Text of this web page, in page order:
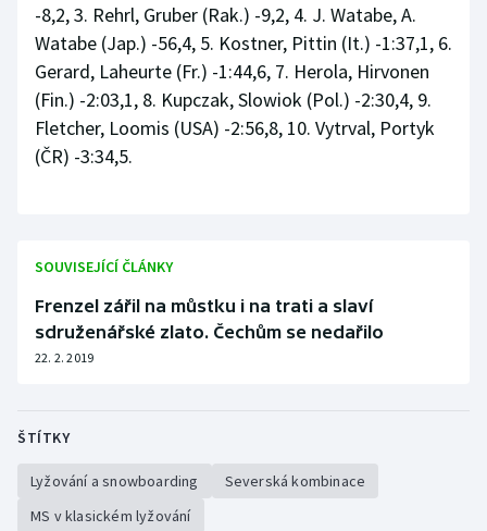
Sportovní střelba
Stolní tenis
Triatlon
Volejbal
Ostatní
-8,2, 3. Rehrl, Gruber (Rak.) -9,2, 4. J. Watabe, A.
Watabe (Jap.) -56,4, 5. Kostner, Pittin (It.) -1:37,1, 6.
Gerard, Laheurte (Fr.) -1:44,6, 7. Herola, Hirvonen
(Fin.) -2:03,1, 8. Kupczak, Slowiok (Pol.) -2:30,4, 9.
Fletcher, Loomis (USA) -2:56,8, 10. Vytrval, Portyk
(ČR) -3:34,5.
SOUVISEJÍCÍ ČLÁNKY
Frenzel zářil na můstku i na trati a slaví
sdruženářské zlato. Čechům se nedařilo
22. 2. 2019
ŠTÍTKY
Lyžování a snowboarding
Severská kombinace
MS v klasickém lyžování